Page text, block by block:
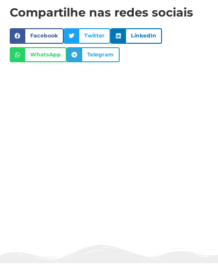
Compartilhe nas redes sociais
Facebook Twitter LinkedIn
WhatsApp Telegram